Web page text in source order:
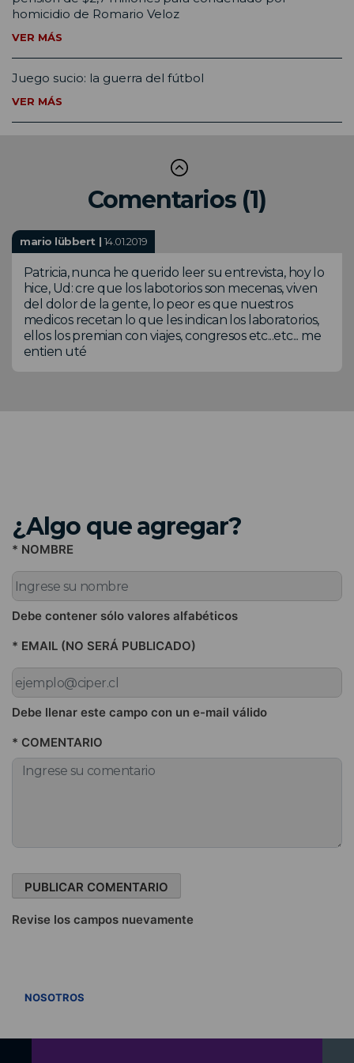
homicidio de Romario Veloz
VER MÁS
Juego sucio: la guerra del fútbol
VER MÁS
Comentarios (1)
mario lübbert | 14.01.2019
Patricia, nunca he querido leer su entrevista, hoy lo
hice, Ud: cre que los labotorios son mecenas, viven
del dolor de la gente, lo peor es que nuestros
medicos recetan lo que les indican los laboratorios,
ellos los premian con viajes, congresos etc...etc... me
entien uté
¿Algo que agregar?
* NOMBRE
Debe contener sólo valores alfabéticos
* EMAIL (NO SERÁ PUBLICADO)
Debe llenar este campo con un e-mail válido
* COMENTARIO
Revise los campos nuevamente
NOSOTROS